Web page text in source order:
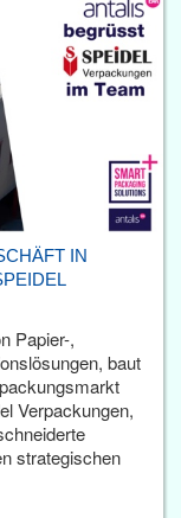
IN
Papier-,
baut
Verpackungen,
strategischen